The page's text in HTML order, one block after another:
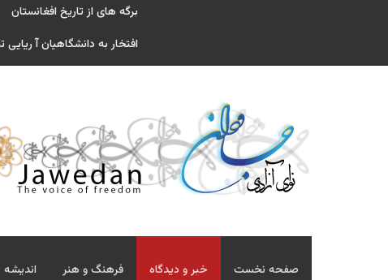
برگه های از تاریخ افغانستان
افتخار به دانشگاهیان آ ریایی
صفحه نخست خبر و دیدگاه فرهنگ و هنر اندیشه